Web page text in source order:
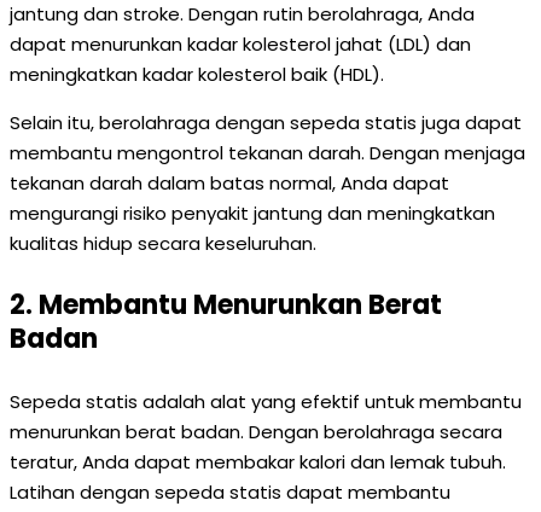
jantung dan stroke. Dengan rutin berolahraga, Anda
dapat menurunkan kadar kolesterol jahat (LDL) dan
meningkatkan kadar kolesterol baik (HDL).
Selain itu, berolahraga dengan sepeda statis juga dapat
membantu mengontrol tekanan darah. Dengan menjaga
tekanan darah dalam batas normal, Anda dapat
mengurangi risiko penyakit jantung dan meningkatkan
kualitas hidup secara keseluruhan.
2. Membantu Menurunkan Berat
Badan
Sepeda statis adalah alat yang efektif untuk membantu
menurunkan berat badan. Dengan berolahraga secara
teratur, Anda dapat membakar kalori dan lemak tubuh.
Latihan dengan sepeda statis dapat membantu